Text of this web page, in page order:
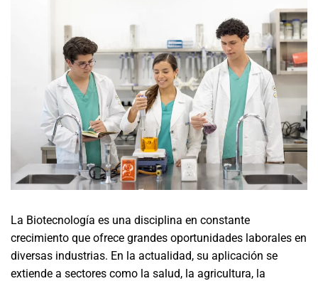
La Biotecnología es una disciplina en constante
crecimiento que ofrece grandes oportunidades laborales en
diversas industrias. En la actualidad, su aplicación se
extiende a sectores como la salud, la agricultura, la